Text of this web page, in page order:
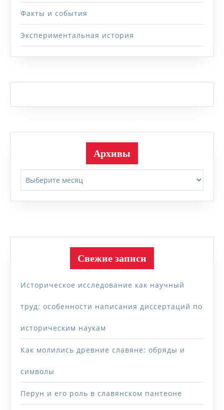
Факты и события
Экспериментальная история
Архивы
Свежие записи
Историческое исследование как научный
труд: особенности написания диссертаций по
историческим наукам
Как молились древние славяне: обряды и
символы
Перун и его роль в славянском пантеоне